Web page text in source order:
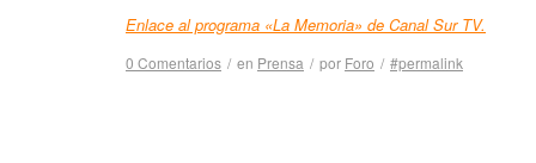
Enlace al programa «La Memoria» de Canal Sur TV.
0 Comentarios / en Prensa / por Foro / #permalink